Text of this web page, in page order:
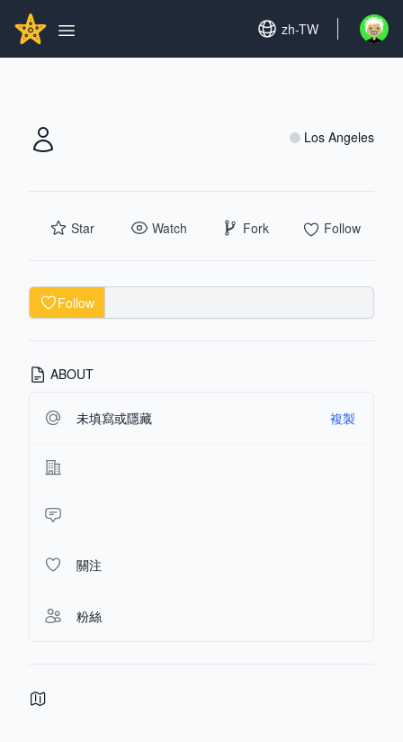
GITHUBSTAR
Open main menu
Set language
zh-TW Open
Los Angeles
Star Watch Fork Follow
Follow
ABOUT
未填寫或隱藏 複製
關注
粉絲